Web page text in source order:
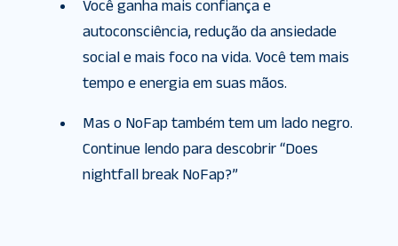
Você ganha mais confiança e
autoconsciência, redução da ansiedade
social e mais foco na vida. Você tem mais
tempo e energia em suas mãos.
Mas o NoFap também tem um lado negro.
Continue lendo para descobrir “Does
nightfall break NoFap?”